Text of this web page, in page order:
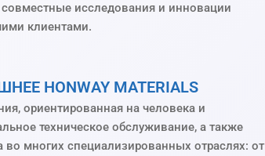
исследования и инновации
клиентами.
HONWAY MATERIALS
ориентированная на человека и
техническое обслуживание, а также
во многих специализированных отраслях: от